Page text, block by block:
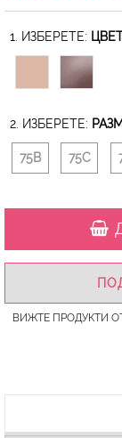
1. ИЗБЕРЕТЕ:
2. ИЗБЕРЕТЕ:
75B 75C
ВИЖТЕ ПРОДУКТИ